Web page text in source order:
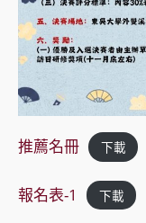
推薦名冊 下載
報名表-1 下載